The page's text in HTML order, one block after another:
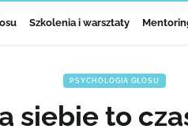
Szkolenia i warsztaty
PSYCHOLOGIA GŁOSU
siebie to